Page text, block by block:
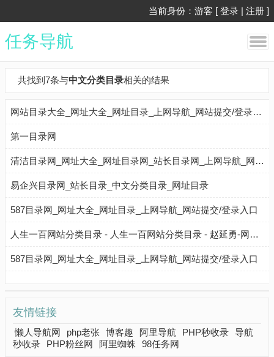
当前身份：游客 [ 登录 | 注册 ]
任务导航
共找到7条与中文分类目录相关的结果
网站目录大全_网址大全_网址目录_上网导航_网站提交/登录入口_站长目录_网站收录_新闻提交_新闻收录
第一目录网
清洁目录网_网址大全_网址目录网_站长目录网_上网导航_网站提交/登录入口_站长目录_网站收录_新闻提交_新闻收录
易企兴目录网_站长目录_中文分类目录_网址目录
587目录网_网址大全_网址目录_上网导航_网站提交/登录入口
人生一百网站分类目录 - 人生一百网站分类目录 - 赵延勇-网站分类目录|免费网站目录|中文网站目录
587目录网_网址大全_网址目录_上网导航_网站提交/登录入口
友情链接
懒人导航网 php老张 博客趣 阿里导航 PHP秒收录 导航
秒收录
PHP粉丝网 阿里蜘蛛 98任务网